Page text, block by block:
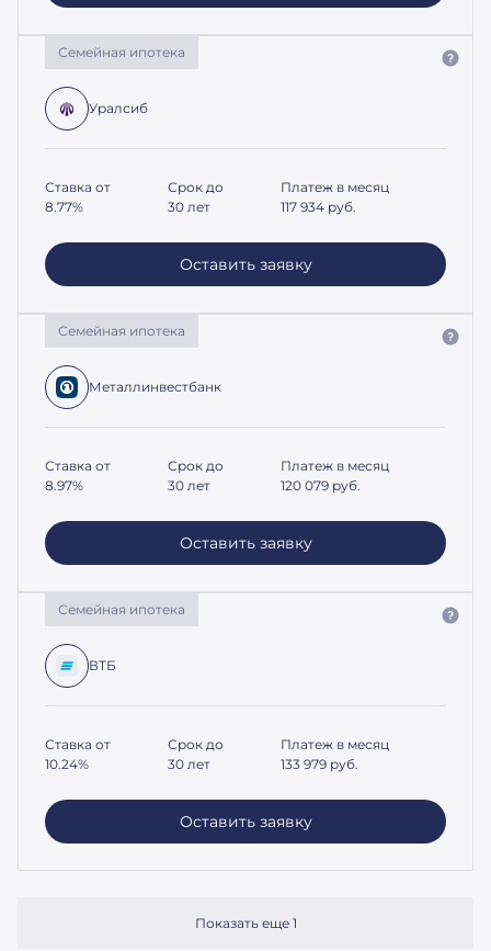
Семейная ипотека
Уралсиб
Ставка от
8.77%
Срок до
30 лет
Платеж в месяц
117 934 руб.
Оставить заявку
Семейная ипотека
Металлинвестбанк
Ставка от
8.97%
Срок до
30 лет
Платеж в месяц
120 079 руб.
Оставить заявку
Семейная ипотека
ВТБ
Ставка от
10.24%
Срок до
30 лет
Платеж в месяц
133 979 руб.
Оставить заявку
Показать еще 1